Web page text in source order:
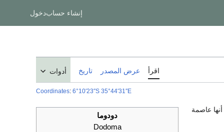
إنشاء حسابدخول
اقرأ عرض المصدر تاريخ أدوات
Coordinates: 6°10′23″S 35°44′31″E
دودوما
Dodoma
أنها عاصمة